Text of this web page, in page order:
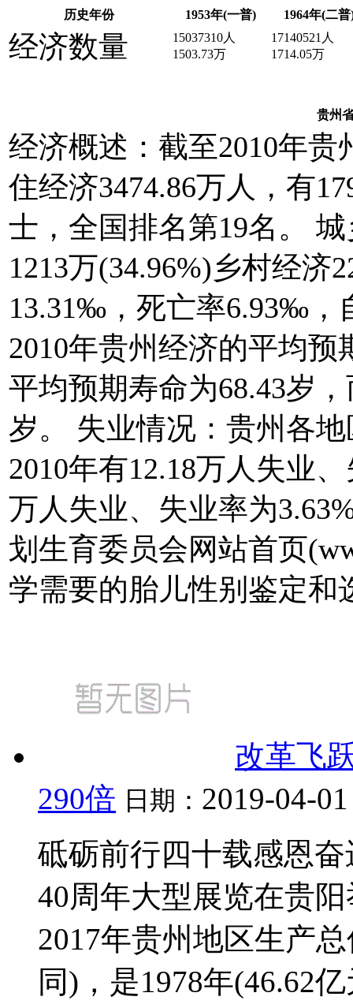
历史年份 1953年(一普) 1964年(二普
经济数量
15037310人
1503.73万
17140521人
1714.05万
贵州
经济概述：截至2010年贵
住经济3474.86万人，有
士，全国排名第19名。
1213万(34.96%)乡村经济
13.31‰，死亡率6.93‰，
2010年贵州经济的平均预
平均预期寿命为68.43岁
岁。 失业情况：贵州各
2010年有12.18万人失业
万人失业、失业率为
划生育委员会网站首页
学需要的胎儿性别鉴定和
改革飞
290倍 日期： 2019-04-
砥砺前行四十载感恩
40周年大型展览在贵
2017年贵州地区生产
同)，是1978年(46.62